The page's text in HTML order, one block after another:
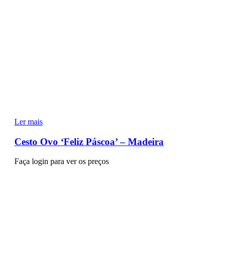
Ler mais
Cesto Ovo ‘Feliz Páscoa’ – Madeira
Faça login para ver os preços